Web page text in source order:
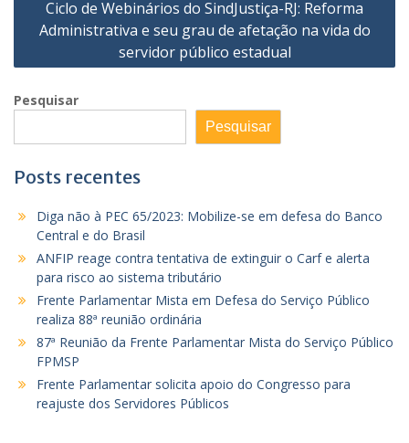
PostCiclo de Webinários do SindJustiça-RJ: Reforma
Administrativa e seu grau de afetação na vida do
servidor público estadual
Pesquisar
Pesquisar
Posts recentes
Diga não à PEC 65/2023: Mobilize-se em defesa do Banco
Central e do Brasil
ANFIP reage contra tentativa de extinguir o Carf e alerta
para risco ao sistema tributário
Frente Parlamentar Mista em Defesa do Serviço Público
realiza 88ª reunião ordinária
87ª Reunião da Frente Parlamentar Mista do Serviço Público
FPMSP
Frente Parlamentar solicita apoio do Congresso para
reajuste dos Servidores Públicos